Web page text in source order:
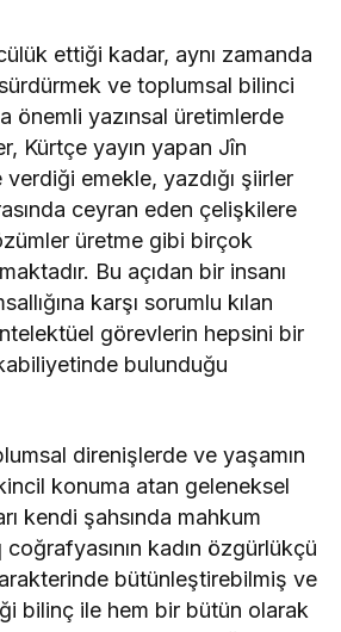
ettiği kadar, aynı zamanda
ve toplumsal bilinci
önemli yazınsal üretimlerde
Kürtçe yayın yapan Jîn
emekle, yazdığı şiirler
ceyran eden çelişkilere
üretme gibi birçok
Bu açıdan bir insanı
karşı sorumlu kılan
görevlerin hepsini bir
bulunduğu
direnişlerde ve yaşamın
konuma atan geleneksel
kendi şahsında mahkum
kadın özgürlükçü
bütünleştirebilmiş ve
bilinç ile hem bir bütün olarak